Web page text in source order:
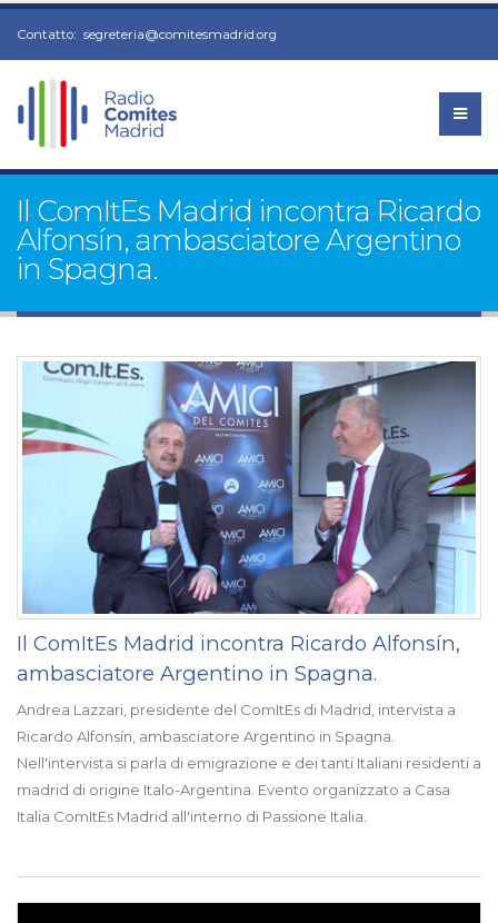
Contatto: segreteria@comitesmadrid.org
Il ComItEs Madrid incontra Ricardo
Alfonsín, ambasciatore Argentino
in Spagna.
Il ComItEs Madrid incontra Ricardo Alfonsín,
ambasciatore Argentino in Spagna.
Andrea Lazzari, presidente del ComItEs di Madrid, intervista a
Ricardo Alfonsín, ambasciatore Argentino in Spagna.
Nell'intervista si parla di emigrazione e dei tanti Italiani residenti a
madrid di origine Italo-Argentina. Evento organizzato a Casa
Italia ComItEs Madrid all'interno di Passione Italia.